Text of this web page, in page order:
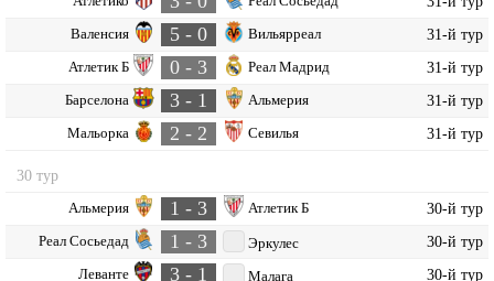
Валенсия 5 - 0 Вильярреал 31-й тур
Атлетик Б 0 - 3 Реал Мадрид 31-й тур
Барселона 3 - 1 Альмерия 31-й тур
Мальорка 2 - 2 Севилья 31-й тур
30 тур
Альмерия 1 - 3 Атлетик Б 30-й тур
Реал Сосьедад 1 - 3 Эркулес 30-й тур
Леванте 3 - 1 Малага 30-й тур